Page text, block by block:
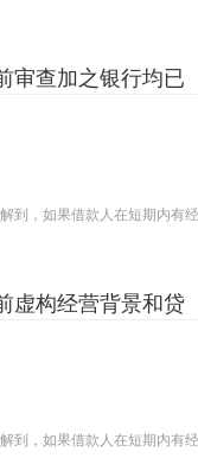
审查加之银行均已
到，如果借款人在短期内有
虚构经营背景和贷
到，如果借款人在短期内有